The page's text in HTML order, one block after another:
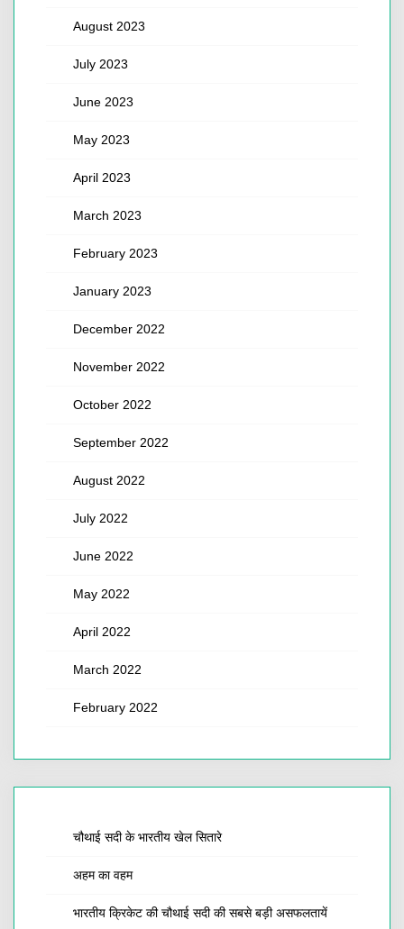
August 2023
July 2023
June 2023
May 2023
April 2023
March 2023
February 2023
January 2023
December 2022
November 2022
October 2022
September 2022
August 2022
July 2022
June 2022
May 2022
April 2022
March 2022
February 2022
चौथाई सदी के भारतीय खेल सितारे
अहम का वहम
भारतीय क्रिकेट की चौथाई सदी की सबसे बड़ी असफलतायें